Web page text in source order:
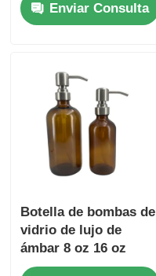
personalizable con
cabezas de bomba
Enviar Consulta
Botella de bombas de
vidrio de lujo de
ámbar 8 oz 16 oz
botellas de bombas